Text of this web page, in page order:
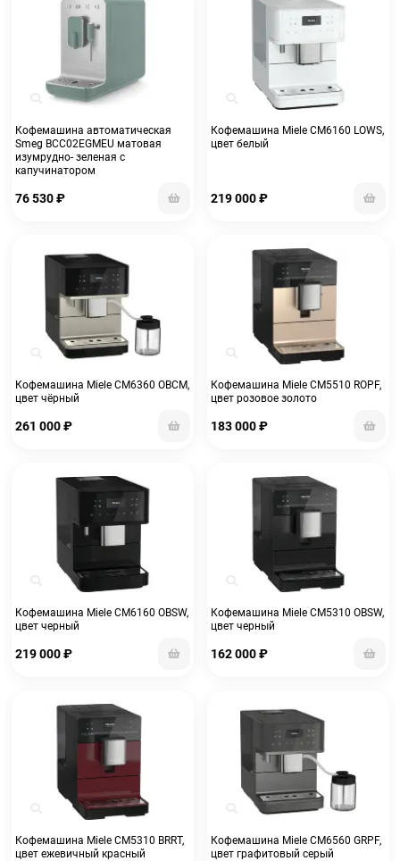
Кофемашина автоматическая
Smeg BCC02EGMEU матовая
изумрудно- зеленая с
капучинатором
76 530₽
Кофемашина Miele CM6160 LOWS,
цвет белый
219 000₽
Кофемашина Miele CM6360 OBCM,
цвет чёрный
261 000₽
Кофемашина Miele CM5510 ROPF,
цвет розовое золото
183 000₽
Кофемашина Miele CM6160 OBSW,
цвет черный
219 000₽
Кофемашина Miele CM5310 OBSW,
цвет черный
162 000₽
Кофемашина Miele CM5310 BRRT,
цвет ежевичный красный
Кофемашина Miele CM6560 GRPF,
цвет графитовый серый